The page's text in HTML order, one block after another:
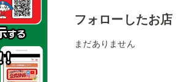
フォローしたお店
まだありません